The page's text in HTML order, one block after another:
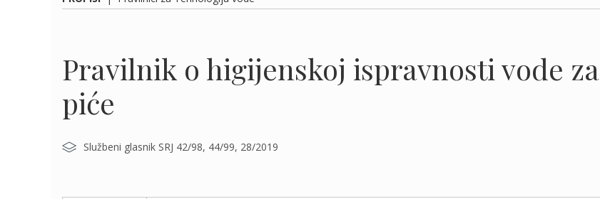
Pravilnik o higijenskoj ispravnosti vode za
piće
Službeni glasnik SRJ 42/98, 44/99, 28/2019